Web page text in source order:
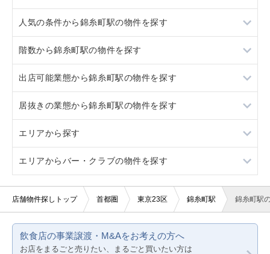
亀戸
新小岩
馬喰町
両国
亀戸
新小岩
馬喰町
人気の条件から錦糸町駅の物件を探す
居抜き
スケルトン
ロードサイド物件
看板取り付け可
10坪以下
20坪以下
階数から錦糸町駅の物件を探す
地下
1階
2階
3階以上
出店可能業態から錦糸町駅の物件を探す
重飲食
軽飲食
バー・クラブ
美容室・理容室
医療・歯科・クリニック
居抜きの業態から錦糸町駅の物件を探す
イタリア料理
カラオケ・パブ・スナック
バー
ネイルサロン
エリアから探す
東京23区
東京都下
千葉
エリアからバー・クラブの物件を探す
東京23区
神奈川
店舗物件探しトップ 首都圏 東京23区 錦糸町駅 錦糸町駅
飲食店の事業譲渡・M&Aをお考えの方へ
お店をまるごと売りたい、まるごと買いたい方は